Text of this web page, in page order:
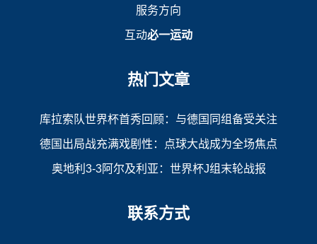
服务方向
互动必一运动
热门文章
库拉索队世界杯首秀回顾：与德国同组备受关注
德国出局战充满戏剧性：点球大战成为全场焦点
奥地利3-3阿尔及利亚：世界杯J组末轮战报
联系方式